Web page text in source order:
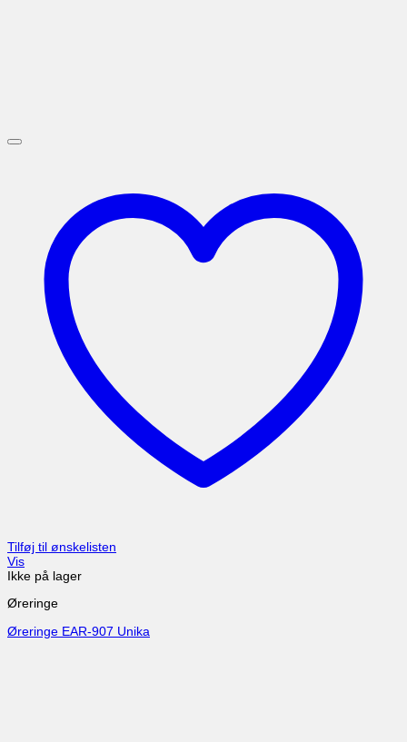
Tilføj til ønskelisten
Vis
Ikke på lager
Øreringe
Øreringe EAR-907 Unika